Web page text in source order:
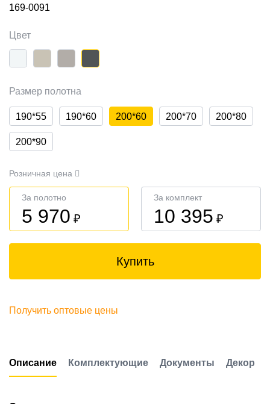
169-0091
Цвет
Размер полотна
190*55 190*60 200*60 200*70 200*80
200*90
Розничная цена
За полотно
5 970 ₽
За комплект
10 395 ₽
Купить
Получить оптовые цены
Описание Комплектующие Документы Декор